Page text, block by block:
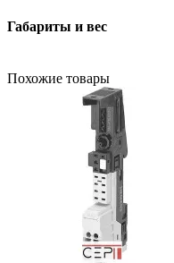
Габариты и вес
Похожие товары